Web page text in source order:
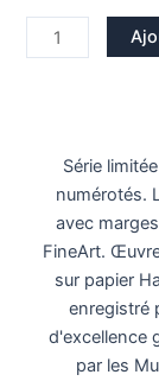
quantité
de
60x80Série
numérotés.
avec
FineArt.
sur papier
enregistré
d'excellence
par les